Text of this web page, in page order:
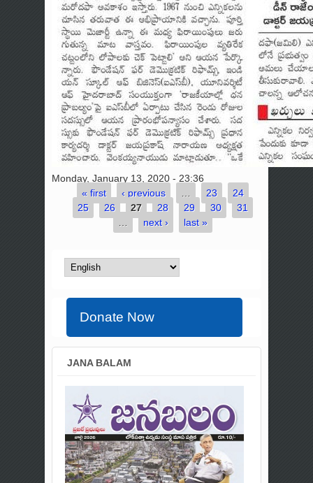
Monday, January 13, 2020 - 23:36
Pages
« first ‹ previous 23
24
25
26 27 28 29 30
31
next › last »
Donate Now
JANA BALAM